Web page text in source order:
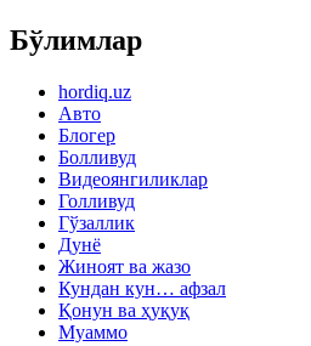
Бўлимлар
hordiq.uz
Авто
Блогер
Болливуд
Видеоянгиликлар
Голливуд
Гўзаллик
Дунё
Жиноят ва жазо
Кундан кун… афзал
Қонун ва ҳуқуқ
Муаммо